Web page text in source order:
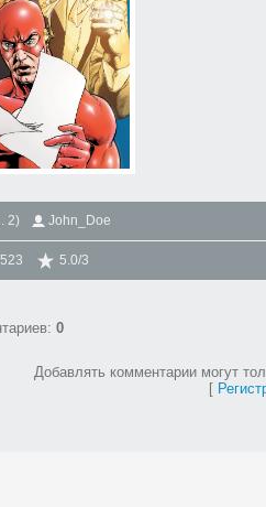
2) John_Doe
523 5.0/3
: 0
Добавлять комментарии могут
[